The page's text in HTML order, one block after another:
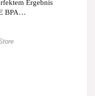
Ergebnis
BPA…